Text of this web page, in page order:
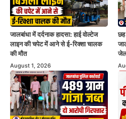
जालबांधा में दर्दनाक हादसा: हाई वोल्टेज
लाइन की चपेट में आने से ई-रिक्शा चालक
की मौत
August 1, 2026
छह